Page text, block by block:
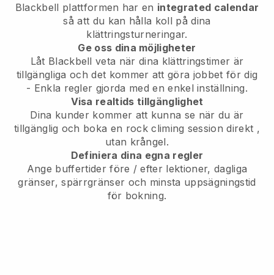
Blackbell plattformen har en integrated calendar
så att du kan hålla koll på dina
klättringsturneringar.
Ge oss dina möjligheter
Låt Blackbell veta när dina klättringstimer är
tillgängliga och det kommer att göra jobbet för dig
- Enkla regler gjorda med en enkel inställning.
Visa realtids tillgänglighet
Dina kunder kommer att kunna se när du är
tillgänglig och boka en rock climing session direkt ,
utan krångel.
Definiera dina egna regler
Ange buffertider före / efter lektioner, dagliga
gränser, spärrgränser och minsta uppsägningstid
för bokning.